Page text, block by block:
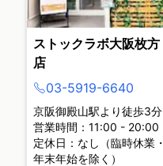
ストックラボ大阪枚方
店
03-5919-6640
京阪御殿山駅より徒歩3分
営業時間：11:00 - 20:00
定休日：なし（臨時休業・
年末年始を除く）